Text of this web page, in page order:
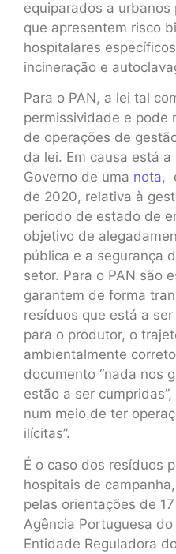
equiparados a
que apresentem risco
hospitalares
incineração e
Para o PAN, a lei tal
permissividade e pode
de operações de
da lei. Em causa está
Governo de uma nota,
de 2020, relativa à
período de estado de
objetivo de
pública e a segurança
setor. Para o PAN são
garantem de forma
resíduos que está a
para o produtor, o
ambientalmente
documento “nada nos
estão a ser
num meio de ter
ilícitas”.
É o caso dos resíduos
hospitais de
pelas orientações de
Agência Portuguesa
Entidade Reguladora